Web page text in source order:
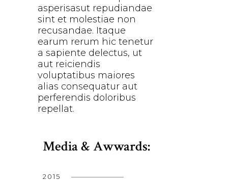
asperisasut repudiandae
sint et molestiae non
recusandae. Itaque
earum rerum hic tenetur
a sapiente delectus, ut
aut reiciendis
voluptatibus maiores
alias consequatur aut
perferendis doloribus
repellat.
Media & Awwards:
2015